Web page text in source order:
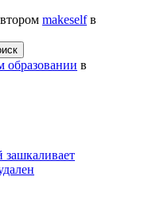
makeselfв
образовании в
зашкаливает